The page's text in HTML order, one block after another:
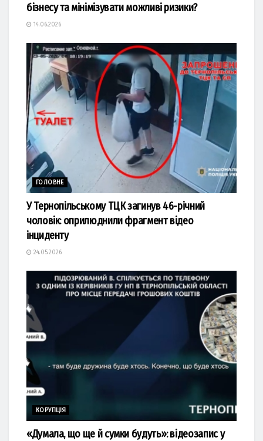
бізнесу та мінімізувати можливі ризики?
14.06.2026
ГОЛОВНЕ
У Тернопільському ТЦК загинув 46-річний
чоловік: оприлюднили фрагмент відео
інциденту
24.05.2026
КОРУПЦІЯ
«Думала, що ще й сумки будуть»: відеозапис у